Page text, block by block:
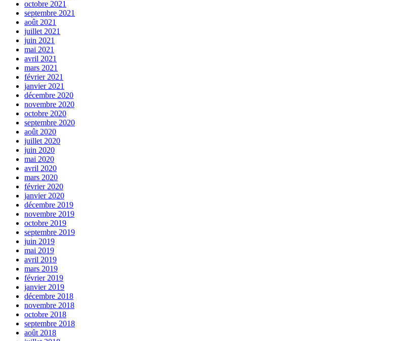
octobre 2021
septembre 2021
août 2021
juillet 2021
juin 2021
mai 2021
avril 2021
mars 2021
février 2021
janvier 2021
décembre 2020
novembre 2020
octobre 2020
septembre 2020
août 2020
juillet 2020
juin 2020
mai 2020
avril 2020
mars 2020
février 2020
janvier 2020
décembre 2019
novembre 2019
octobre 2019
septembre 2019
juin 2019
mai 2019
avril 2019
mars 2019
février 2019
janvier 2019
décembre 2018
novembre 2018
octobre 2018
septembre 2018
août 2018